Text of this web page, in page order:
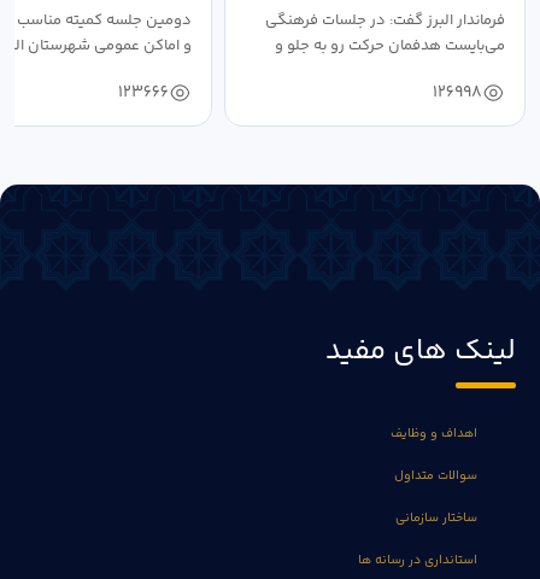
فرماندار البرز گفت: در جلسات فرهنگی
می‌بایست هدفمان حرکت رو به جلو و
126998
دومین جلسه کمیته مناسب
و اماکن عمومی شهرستان
123666
لینک های مفید
اهداف و وظایف
سوالات متداول
ساختار سازمانی
استانداری در رسانه ها